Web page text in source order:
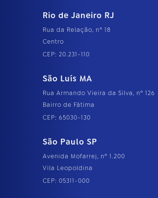
Rio de Janeiro RJ
Rua da Relação, nº 18
Centro
CEP: 20.231-110
São Luís MA
Rua Armando Vieira da Silva, nº 126
Bairro de Fátima
CEP: 65030-130
São Paulo SP
Avenida Mofarrej, nº 1.200
Vila Leopoldina
CEP: 05311-000